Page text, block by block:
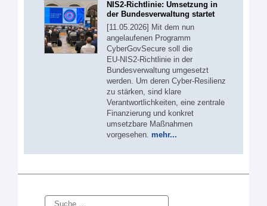
NIS2-Richtlinie: Umsetzung in
der Bundesverwaltung startet
[11.05.2026] Mit dem nun
angelaufenen Programm
CyberGovSecure soll die
EU‑NIS2‑Richtlinie in der
Bundesverwaltung umgesetzt
werden. Um deren Cyber-Resilienz
zu stärken, sind klare
Verantwortlichkeiten, eine zentrale
Finanzierung und konkret
umsetzbare Maßnahmen
vorgesehen. mehr...
Suche